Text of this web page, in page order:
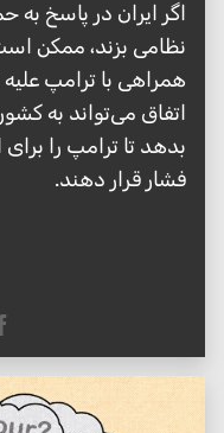
اگر ایران در پاسخ به
نظامی بزند، ممکن است
همراهی با ترامپ علیه
اتفاق می‌تواند به
بدهد تا ترامپ را
فشار قرار دهند.